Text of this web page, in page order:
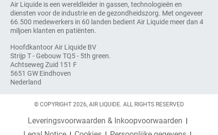
Air Liquide is een wereldleider in gassen, technologieën en
diensten voor de industrie en de gezondheidszorg. Met ongeveer
66.500 medewerkers in 60 landen bedient Air Liquide meer dan 4
miljoen klanten en patiënten.
Hoofdkantoor Air Liquide BV
Strijp T - Gebouw TQ5 - 5th green.
Achtseweg Zuid 151 F
5651 GW Eindhoven
Nederland
© COPYRIGHT 2026, AIR LIQUIDE. ALL RIGHTS RESERVED
Leveringsvoorwaarden & Inkoopvoorwaarden